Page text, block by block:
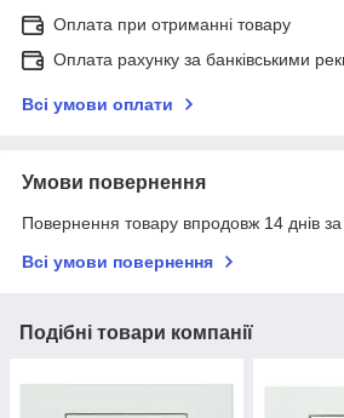
Оплата при отриманні товару
Оплата рахунку за банківськими
Всі умови оплати
Умови повернення
Повернення товару впродовж 14 днів
Всі умови повернення
Подібні товари компанії